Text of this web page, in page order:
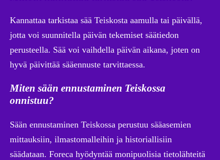
Kannattaa tarkistaa sää Teiskosta aamulla tai päivällä,
jotta voi suunnitella päivän tekemiset säätiedon
perusteella. Sää voi vaihdella päivän aikana, joten on
hyvä päivittää sääennuste tarvittaessa.
Miten sään ennustaminen Teiskossa
onnistuu?
Sään ennustaminen Teiskossa perustuu sääasemien
mittauksiin, ilmastomalleihin ja historiallisiin
säädataan. Foreca hyödyntää monipuolisia tietolähteitä